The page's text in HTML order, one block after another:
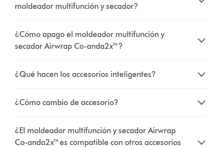
moldeador multifunción y secador?
¿Cómo apago el moldeador multifunción y
secador Airwrap Co-anda2x™?
¿Qué hacen los accesorios inteligentes?
¿Cómo cambio de accesorio?
¿El moldeador multifunción y secador Airwrap
Co-anda2x™ es compatible con otros accesorios